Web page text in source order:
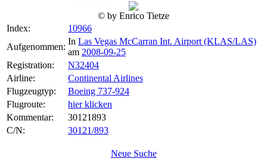
© by Enrico Tietze
Index:
10966
Aufgenommen:
In Las Vegas McCarran Int. Airport (KLAS/LAS)
am 2008-09-25
Registration:
N32404
Airline:
Continental Airlines
Flugzeugtyp:
Boeing 737-924
Flugroute:
hier klicken
Kommentar:
30121893
C/N:
30121/893
Neue Suche